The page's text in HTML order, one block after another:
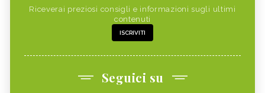
Riceverai preziosi consigli e informazioni sugli ultimi
contenuti
ISCRIVITI
Seguici su